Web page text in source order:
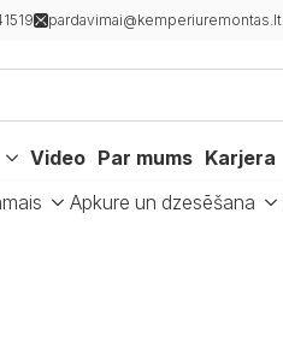
pardavimai@kemperiuremontas.lt
Video Par mums Karjera
Apkure un dzesēšana